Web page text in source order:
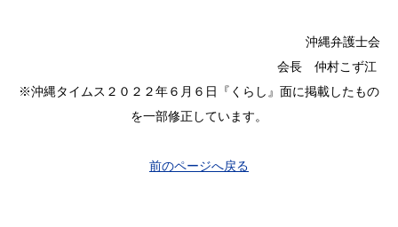
沖縄弁護士会
会長 仲村こず江
※沖縄タイムス２０２２年６月６日『くらし』面に掲載したもの
を一部修正しています。
前のページへ戻る